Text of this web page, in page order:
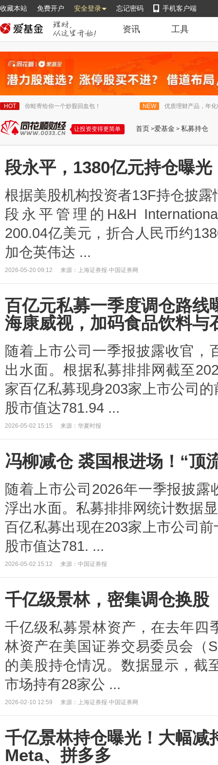
收藏本站 免费开户 安全登录 忘记密码 手机客户端
资讯 工具
HOT 你蛙寄给你一个炒股回血包！ NEW 优质理财产品，年
让投资变得更简单 首页 >爱基金 > 私募持仓
段永平，1380亿元持仓曝光
根据美股机构投资者13F持仓披
段永平管理的H&H
200.04亿美元，折合人民币约
加仓英伟达 ...
2026-05-20 09:12 来源：上海证券报·中国证券网
百亿元私募一季度调仓路线
海康威视，加码食品饮料与
随着上市公司一季报披露收官，
出水面。根据私募排排网截至
家百亿私募现身203家上市公司
股市值达781.94 ...
2026-05-02 15:15 来源：华夏时报
冯柳减仓 裘国根进场！“顶
随着上市公司2026年一季报披
浮出水面。私募排排网统计数据
百亿私募出现在203家上市公司
股市值达781. ...
2026-05-02 15:12 来源：中国证券报
千亿级景林，密集调仓换股
千亿级私募景林资产，在去年四
林资产在美国证券交易委员会（
的美股持仓情况。数据显示，截
市场持有28家公 ...
2026-02-10 12:59 来源：上海证券报·中国证券网
千亿景林持仓曝光！大幅减
Meta、拼多多